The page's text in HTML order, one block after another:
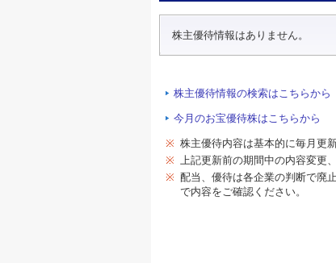
株主優待情報はありません。
株主優待情報の検索はこちらから
今月のお宝優待株はこちらから
※ 株主優待内容は基本的に毎月更新
※ 上記更新前の期間中の内容変更
※ 配当、優待は各企業の判断で廃
で内容をご確認ください。